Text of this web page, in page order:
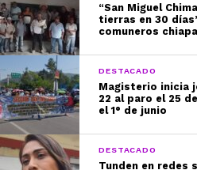
“San Miguel
tierras en 30
comuneros
DESTACADO
Magisterio inicia
22 al paro el 25
el 1° de junio
DESTACADO
Tunden en redes